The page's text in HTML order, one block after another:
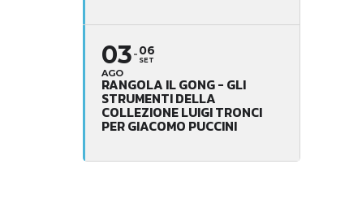
03
AGO
06
SET
RANGOLA IL GONG - GLI
STRUMENTI DELLA
COLLEZIONE LUIGI TRONCI
PER GIACOMO PUCCINI